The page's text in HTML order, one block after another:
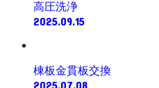
高圧洗浄
2025.09.15
棟板金貫板交換
2025.07.08